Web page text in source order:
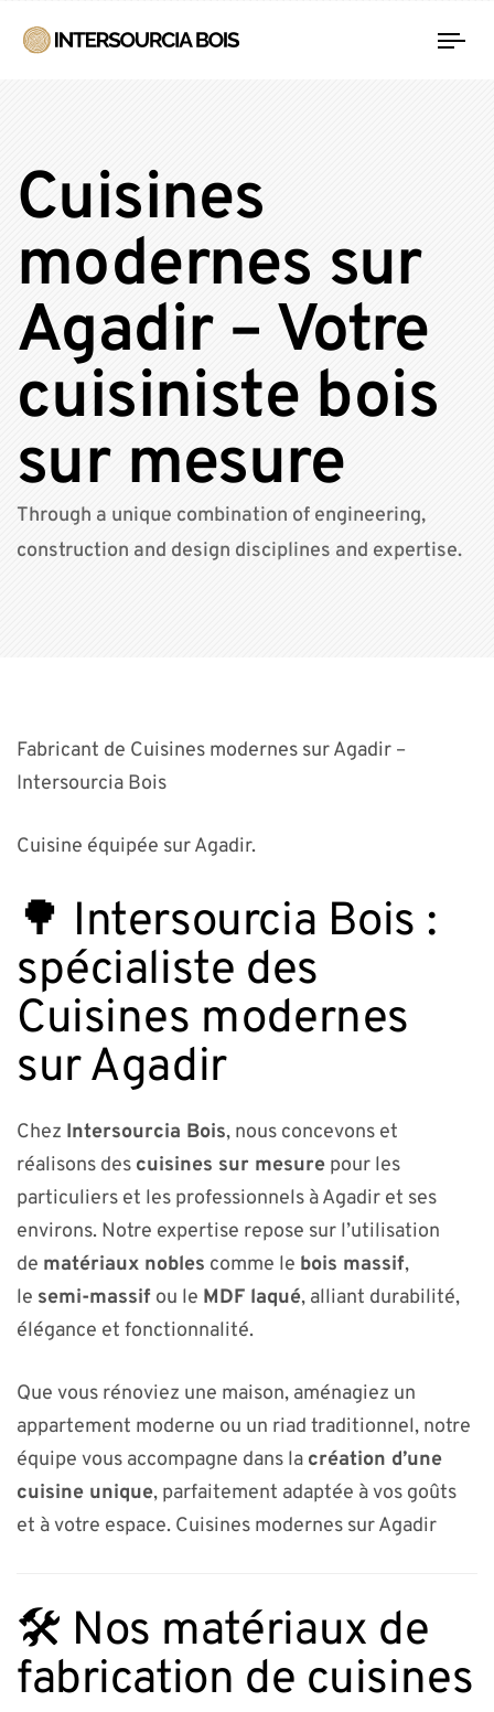
Cuisines
modernes sur
Agadir – Votre
cuisiniste bois
sur mesure
Through a unique combination of engineering,
construction and design disciplines and expertise.
Fabricant de Cuisines modernes sur Agadir –
Intersourcia Bois
Cuisine équipée sur Agadir.
🌳 Intersourcia Bois :
spécialiste des
Cuisines modernes
sur Agadir
Chez Intersourcia Bois, nous concevons et
réalisons des cuisines sur mesure pour les
particuliers et les professionnels à Agadir et ses
environs. Notre expertise repose sur l’utilisation
de matériaux nobles comme le bois massif,
le semi-massif ou le MDF laqué, alliant durabilité,
élégance et fonctionnalité.
Que vous rénoviez une maison, aménagiez un
appartement moderne ou un riad traditionnel, notre
équipe vous accompagne dans la création d’une
cuisine unique, parfaitement adaptée à vos goûts
et à votre espace. Cuisines modernes sur Agadir
🛠️ Nos matériaux de
fabrication de cuisines